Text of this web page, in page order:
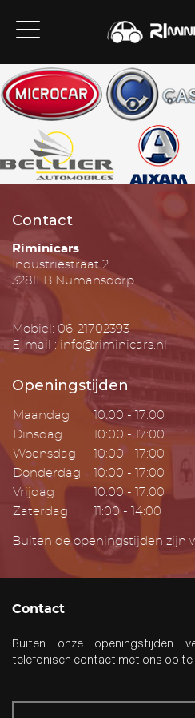
Contact
Riminicars
Industriestraat 2
3281LB Numansdorp
Mobiel: 06-21702393
E-mail : info@riminicars.nl
Openingstijden
Maandag
10:00 - 17:00
Dinsdag
10:00 - 17:00
Woensdag
10:00 - 17:00
Donderdag
10:00 - 17:00
Vrijdag
10:00 - 17:00
Zaterdag
11:00 - 14:00
Buiten de openingstijden zijn
Contact
Buiten onze openingstijden
telefonisch contact met ons op te